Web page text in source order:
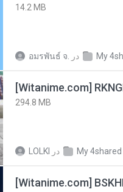
14.2 MB
อมรพันธ์ จ. در My
294.8 MB
LOLKI در My 4shared
[Witanime.com]